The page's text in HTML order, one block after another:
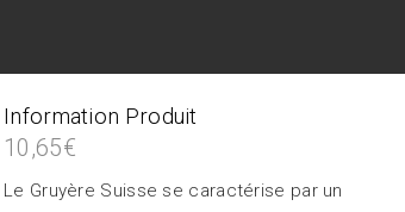
Information Produit
10,65€
Le Gruyère Suisse se caractérise par un